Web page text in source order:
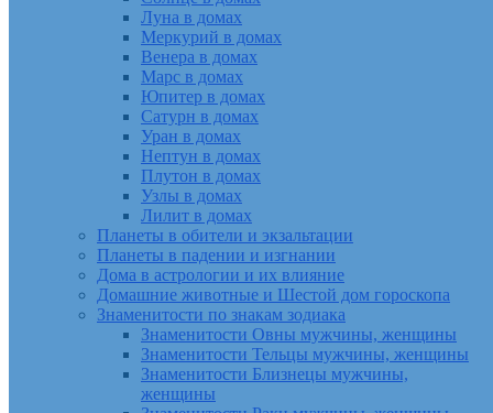
Луна в домах
Меркурий в домах
Венера в домах
Марс в домах
Юпитер в домах
Сатурн в домах
Уран в домах
Нептун в домах
Плутон в домах
Узлы в домах
Лилит в домах
Планеты в обители и экзальтации
Планеты в падении и изгнании
Дома в астрологии и их влияние
Домашние животные и Шестой дом гороскопа
Знаменитости по знакам зодиака
Знаменитости Овны мужчины, женщины
Знаменитости Тельцы мужчины, женщины
Знаменитости Близнецы мужчины,
женщины